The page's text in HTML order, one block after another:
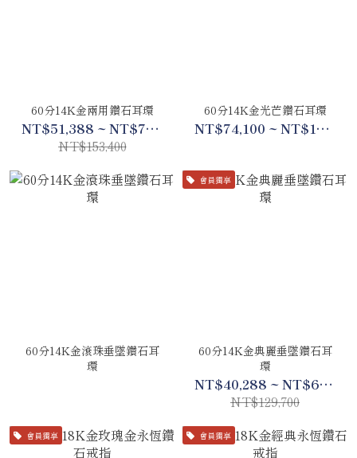
60分14K金兩用鑽石耳環
NT$51,388 ~ NT$72,088
NT$153,400
60分14K金光芒鑽石耳環
NT$74,100 ~ NT$118,100
60分14K金滾珠垂墜鑽石耳
環
會員獨享
60分14K金典麗垂墜鑽石耳
環
NT$40,288 ~ NT$60,950
NT$129,700
會員獨享 會員獨享